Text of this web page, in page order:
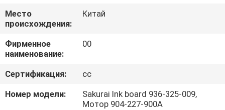
О
НАС
ПУТЕШЕСТВИЕ
ФАБРИКИ
Место
происхождения:
Китай
Фирменное
наименование:
00
Сертификация:
cc
Номер модели:
Sakurai Ink board 936-325-009,
Мотор 904-227-900A